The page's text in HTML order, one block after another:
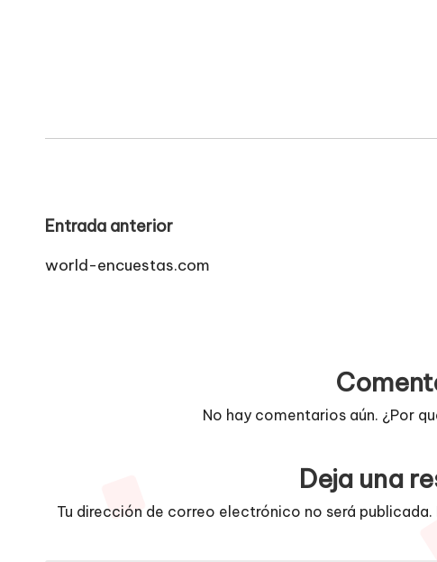
Navegación
de
Entrada anterior
world-encuestas.com
No hay comentarios aún. ¿Por
Deja una
Tu dirección de correo electrónico no será publicada.